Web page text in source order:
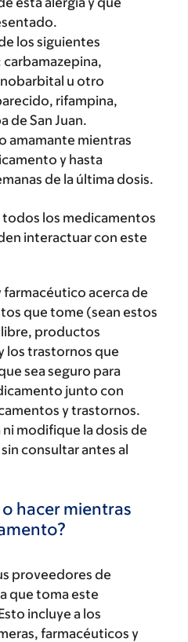
los siguientes
u otro
rifampina,
de San Juan.
amamante mientras
y hasta
de la última dosis.
todos los medicamentos
interactuar con este
farmacéutico acerca de
que tome (sean estos
productos
los trastornos que
sea seguro para
junto con
y trastornos.
modifique la dosis de
consultar antes al
hacer mientras
proveedores de
que toma este
incluye a los
farmacéuticos y